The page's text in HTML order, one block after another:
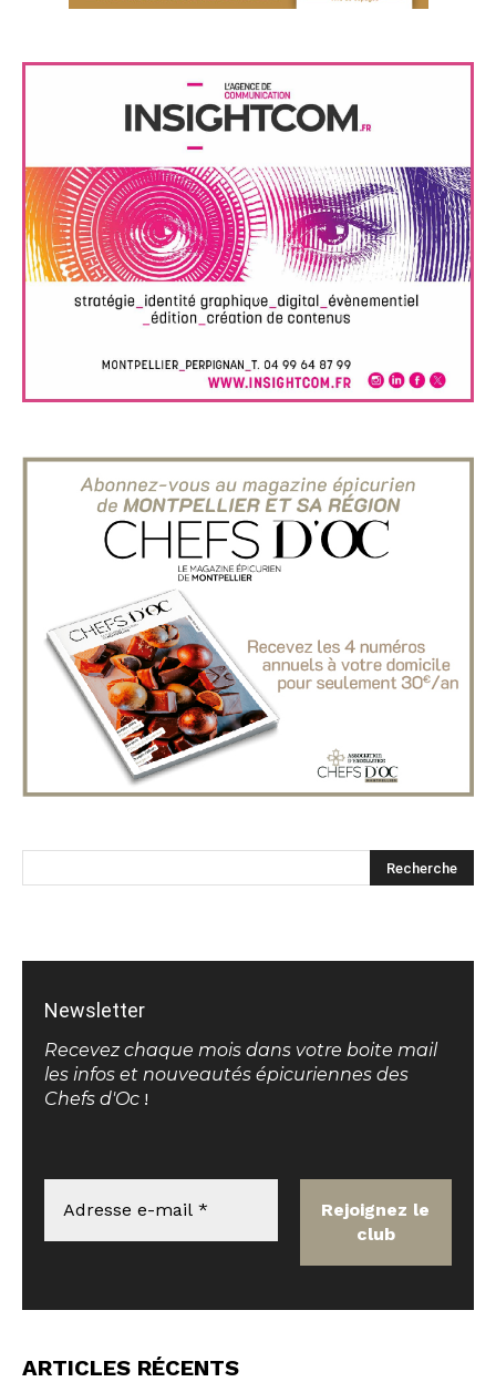
Newsletter
Recevez chaque mois dans votre boite mail
les infos et nouveautés épicuriennes des
Chefs d'Oc !
ARTICLES RÉCENTS